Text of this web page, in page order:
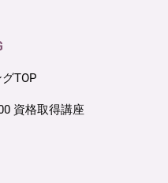
TOP
資格取得講座